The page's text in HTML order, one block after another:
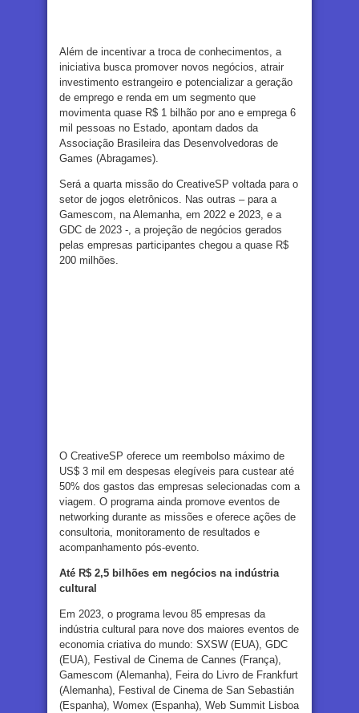
Além de incentivar a troca de conhecimentos, a
iniciativa busca promover novos negócios, atrair
investimento estrangeiro e potencializar a geração
de emprego e renda em um segmento que
movimenta quase R$ 1 bilhão por ano e emprega 6
mil pessoas no Estado, apontam dados da
Associação Brasileira das Desenvolvedoras de
Games (Abragames).
Será a quarta missão do CreativeSP voltada para o
setor de jogos eletrônicos. Nas outras – para a
Gamescom, na Alemanha, em 2022 e 2023, e a
GDC de 2023 -, a projeção de negócios gerados
pelas empresas participantes chegou a quase R$
200 milhões.
O CreativeSP oferece um reembolso máximo de
US$ 3 mil em despesas elegíveis para custear até
50% dos gastos das empresas selecionadas com a
viagem. O programa ainda promove eventos de
networking durante as missões e oferece ações de
consultoria, monitoramento de resultados e
acompanhamento pós-evento.
Até R$ 2,5 bilhões em negócios na indústria
cultural
Em 2023, o programa levou 85 empresas da
indústria cultural para nove dos maiores eventos de
economia criativa do mundo: SXSW (EUA), GDC
(EUA), Festival de Cinema de Cannes (França),
Gamescom (Alemanha), Feira do Livro de Frankfurt
(Alemanha), Festival de Cinema de San Sebastián
(Espanha), Womex (Espanha), Web Summit Lisboa